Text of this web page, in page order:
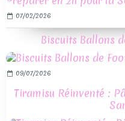
07/02/2026
Biscuits Ballons
09/07/2026
Tiramisu Réinventé :